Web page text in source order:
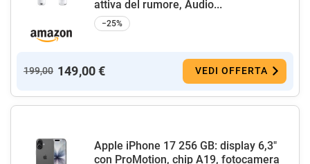
attiva del rumore, Audio...
−25%
199,00 149,00 € VEDI OFFERTA
Apple iPhone 17 256 GB: display 6,3"
con ProMotion, chip A19, fotocamera